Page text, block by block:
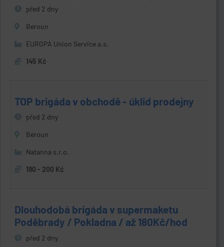
před 2 dny
Beroun
EUROPA Union Service a.s.
145 Kč
TOP brigáda v obchodě - úklid prodejny
před 2 dny
Beroun
Natanna s.r.o.
190 - 200 Kč
Dlouhodobá brigáda v supermaketu
Poděbrady / Pokladna / až 180Kč/hod
před 2 dny